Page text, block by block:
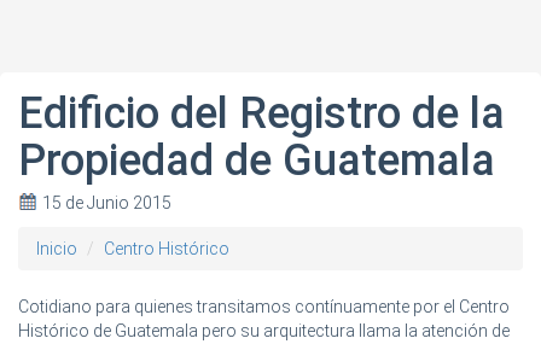
Edificio del Registro de la
Propiedad de Guatemala
15 de Junio 2015
Inicio Centro Histórico
Cotidiano para quienes transitamos contínuamente por el Centro
Histórico de Guatemala pero su arquitectura llama la atención de